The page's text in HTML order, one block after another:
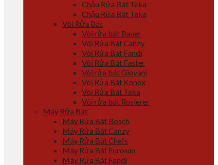
Chậu Rửa Bát Teka
Chậu Rửa Bát Taka
Vòi Rửa Bát
Vòi rửa bát Bauer
Vòi Rửa Bát Canzy
Vòi Rửa Bát Fandi
Vòi Rửa Bát Faster
Vòi rửa bát Giovani
Vòi Rửa Bát Konox
Vòi Rửa Bát Taka
Vòi rửa bát Roslerer
Máy Rửa Bát
Máy Rửa Bát Bosch
Máy Rửa Bát Canzy
Máy Rửa Bát Chefs
Máy Rửa Bát Eurosun
Máy Rửa Bát Fandi